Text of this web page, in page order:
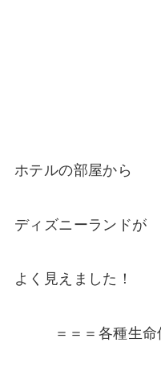
ホテルの部屋から
ディズニーランドが
よく見えました！
＝＝＝各種生